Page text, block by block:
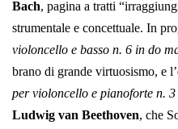
Bach, pagina a tratti
strumentale e concettuale. In
violoncello e basso n. 6 in do
brano di grande virtuosismo, e
per violoncello e pianoforte n.
Ludwig van Beethoven, che